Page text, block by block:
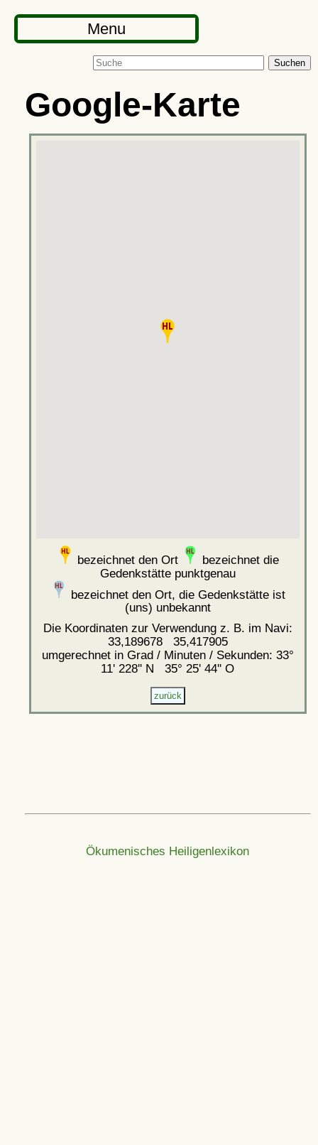
Menu
Suchen
Google-Karte
bezeichnet den Ort
bezeichnet die
Gedenkstätte punktgenau
bezeichnet den Ort, die Gedenkstätte ist
(uns) unbekannt
Die Koordinaten zur Verwendung z. B. im Navi:
33,189678 35,417905
umgerechnet in Grad / Minuten / Sekunden: 33°
11' 228'' N 35° 25' 44'' O
Ökumenisches Heiligenlexikon